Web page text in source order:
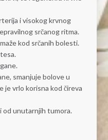
i visokog krvnog
srčanog ritma.
kod srčanih bolesti.
smanjuje bolove u
je vrlo korisna kod čireva
od unutarnjih tumora.